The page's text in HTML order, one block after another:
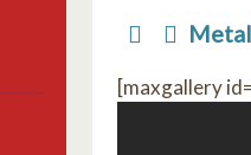
[maxgallery